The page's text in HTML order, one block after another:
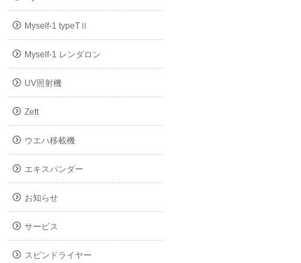
Myself-1 typeTⅡ
Myself-1 レンダロン
UV照射機
Zett
ウエハ移載機
エキスパンダー
お知らせ
サービス
スピンドライヤー